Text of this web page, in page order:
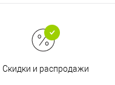
Скидки и распродажи